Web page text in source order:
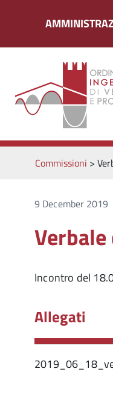
Commissioni >
9 December 2019
Incontro del
Allegati